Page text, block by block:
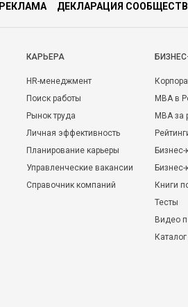
РЕКЛАМА ДЕКЛАРАЦИЯ
КАРЬЕРА
HR-менеджмент
Поиск работы
Рынок труда
Личная эффективность
Планирование карьеры
Управленческие вакансии
Справочник компаний
MBA в
MBA
Бизнес-
Книги
Тесты
Видео